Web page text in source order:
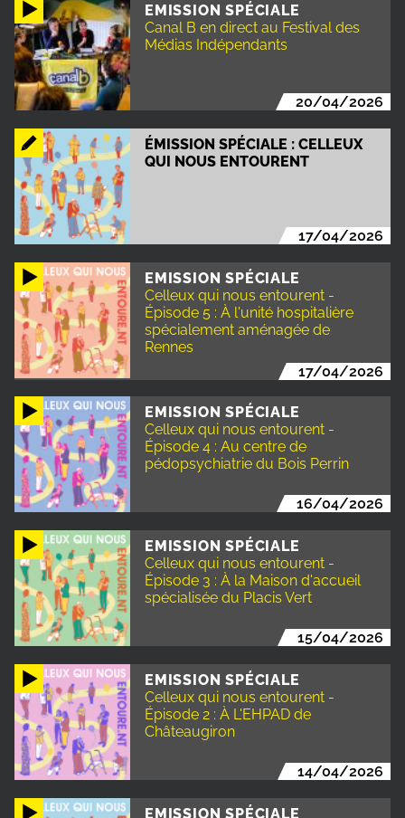
EMISSION SPÉCIALE
Canal B en direct au Festival des
Médias Indépendants
20/04/2026
ÉMISSION SPÉCIALE : CELLEUX
QUI NOUS ENTOURENT
17/04/2026
EMISSION SPÉCIALE
Celleux qui nous entourent -
Épisode 5 : À l'unité hospitalière
spécialement aménagée de
Rennes
17/04/2026
EMISSION SPÉCIALE
Celleux qui nous entourent -
Épisode 4 : Au centre de
pédopsychiatrie du Bois Perrin
16/04/2026
EMISSION SPÉCIALE
Celleux qui nous entourent -
Épisode 3 : À la Maison d'accueil
spécialisée du Placis Vert
15/04/2026
EMISSION SPÉCIALE
Celleux qui nous entourent -
Épisode 2 : À L'EHPAD de
Châteaugiron
14/04/2026
EMISSION SPÉCIALE